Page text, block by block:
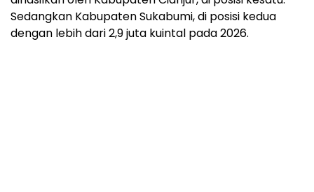
Sedangkan Kabupaten Sukabumi, di posisi kedua
dengan lebih dari 2,9 juta kuintal pada 2026.